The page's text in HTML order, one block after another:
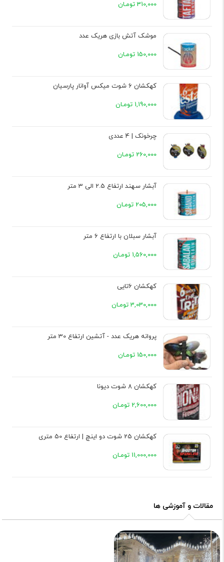
310,000 تومـان
موشک آتش بازی هریک عدد
150,000 تومـان
کهکشان 6 شوت میکس آوانار پارسیان
1,190,000 تومـان
چرخونک | 4 عددی
260,000 تومـان
آبشار سهند ارتفاع 2.5 الی 3 متر
205,000 تومـان
آبشار سبلان با ارتفاع 6 متر
1,560,000 تومـان
کهکشان 6تایی
3,030,000 تومـان
پروانه هریک عدد - آتشین ارتفاع 30 متر
150,000 تومـان
کهکشان 8 شوت دیونا
2,600,000 تومـان
کهکشان 25 شوت دو اینچ | ارتفاع 50 متری
11,000,000 تومـان
مقالات و آموزشی ها